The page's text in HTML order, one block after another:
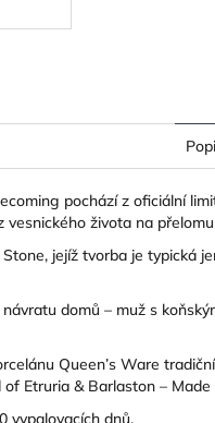
pochází z oficiální
života na
, jejíž tvorba je typická
domů – muž s
Queen’s Ware
Etruria & Barlaston – Made
vypalovacích dnů.